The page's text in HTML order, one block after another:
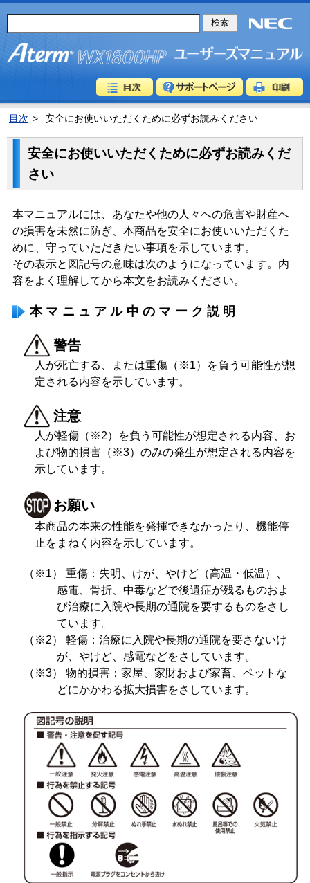
目次 > 安全にお使いいただくために必ずお読みください
安全にお使いいただくために必ずお読みくだ
さい
本マニュアルには、あなたや他の人々への危害や財産へ
の損害を未然に防ぎ、本商品を安全にお使いいただくた
めに、守っていただきたい事項を示しています。
その表示と図記号の意味は次のようになっています。内
容をよく理解してから本文をお読みください。
本マニュアル中のマーク説明
警告
人が死亡する、または重傷（※1）を負う可能性が想
定される内容を示しています。
注意
人が軽傷（※2）を負う可能性が想定される内容、お
よび物的損害（※3）のみの発生が想定される内容を
示しています。
お願い
本商品の本来の性能を発揮できなかったり、機能停
止をまねく内容を示しています。
（※1） 重傷：失明、けが、やけど（高温・低温）、
感電、骨折、中毒などで後遺症が残るものおよ
び治療に入院や長期の通院を要するものをさし
ています。
（※2） 軽傷：治療に入院や長期の通院を要さないけ
が、やけど、感電などをさしています。
（※3） 物的損害：家屋、家財および家畜、ペットな
どにかかわる拡大損害をさしています。